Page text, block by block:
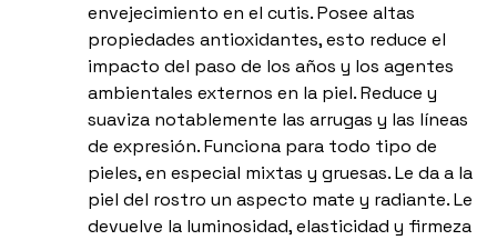
envejecimiento en el cutis. Posee altas
propiedades antioxidantes, esto reduce el
impacto del paso de los años y los agentes
ambientales externos en la piel. Reduce y
suaviza notablemente las arrugas y las líneas
de expresión. Funciona para todo tipo de
pieles, en especial mixtas y gruesas. Le da a la
piel del rostro un aspecto mate y radiante. Le
devuelve la luminosidad, elasticidad y firmeza